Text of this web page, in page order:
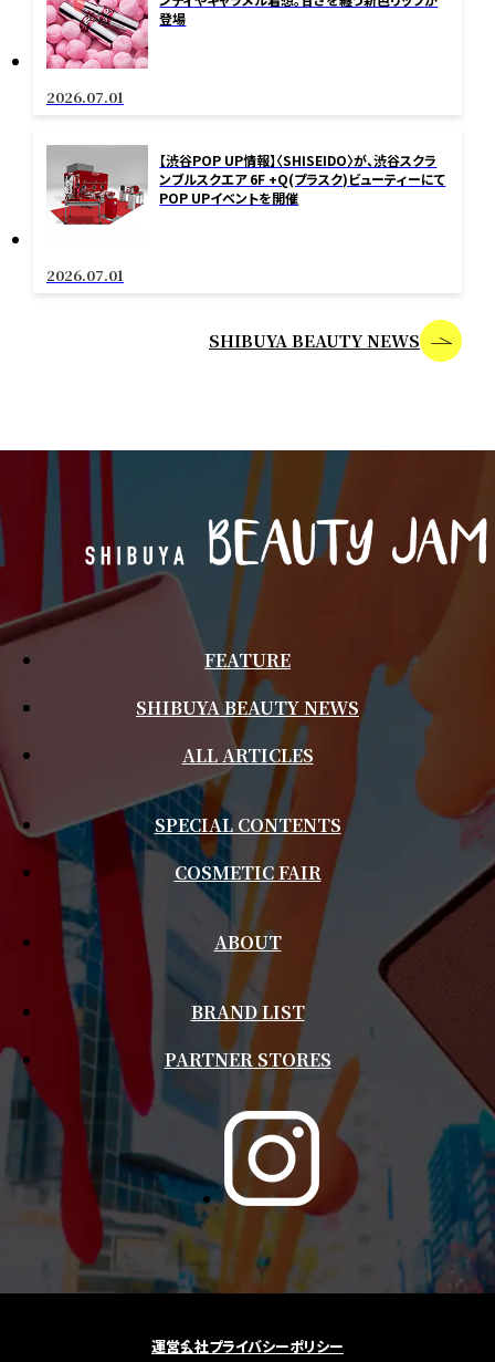
登場
2026.07.01
【渋谷POP UP情報】〈SHISEIDO〉が、渋谷スクラ
ンブルスクエア 6F +Q(プラスク)ビューティーにて
POP UPイベントを開催
2026.07.01
SHIBUYA BEAUTY NEWS
FEATURE
SHIBUYA BEAUTY NEWS
ALL ARTICLES
SPECIAL CONTENTS
COSMETIC FAIR
ABOUT
BRAND LIST
PARTNER STORES
運営会社プライバシーポリシー